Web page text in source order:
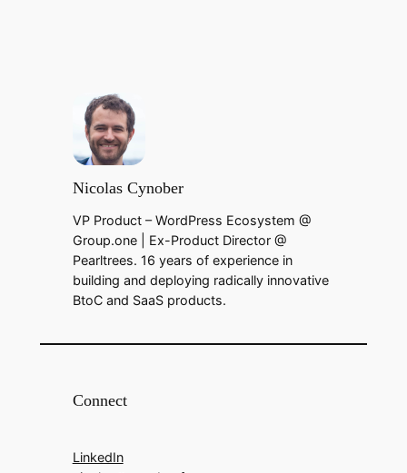
Nicolas Cynober
VP Product – WordPress Ecosystem @
Group.one | Ex-Product Director @
Pearltrees. 16 years of experience in
building and deploying radically innovative
BtoC and SaaS products.
Connect
LinkedIn